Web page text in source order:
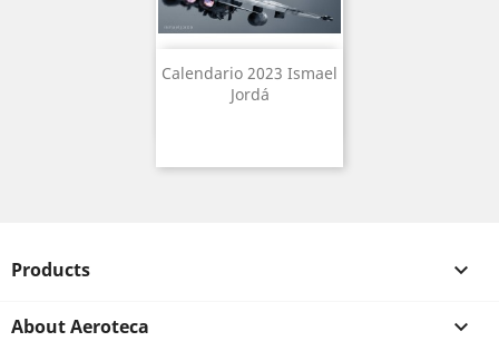
Calendario 2023 Ismael
Jordá
Products 
About Aeroteca 